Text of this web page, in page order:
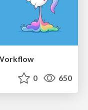
0 650